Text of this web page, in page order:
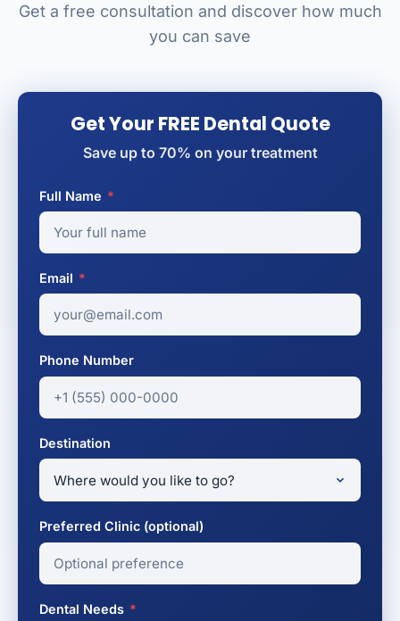
Get a free consultation and discover how much
you can save
Get Your FREE Dental Quote
Save up to 70% on your treatment
Full Name *
Email *
Phone Number
Destination
Preferred Clinic (optional)
Dental Needs *